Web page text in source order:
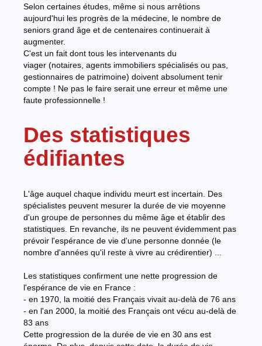
Selon certaines études, même si nous arrêtions
aujourd'hui les progrès de la médecine, le nombre de
seniors grand âge et de centenaires continuerait à
augmenter.
C'est un fait dont tous les intervenants du
viager (notaires, agents immobiliers spécialisés ou pas,
gestionnaires de patrimoine) doivent absolument tenir
compte ! Ne pas le faire serait une erreur et même une
faute professionnelle !
Des statistiques
édifiantes
L'âge auquel chaque individu meurt est incertain. Des
spécialistes peuvent mesurer la durée de vie moyenne
d'un groupe de personnes du même âge et établir des
statistiques. En revanche, ils ne peuvent évidemment pas
prévoir l'espérance de vie d'une personne donnée (le
nombre d'années qu'il reste à vivre au crédirentier) ...
Les statistiques confirment une nette progression de
l'espérance de vie en France :
- en 1970, la moitié des Français vivait au-delà de 76 ans
- en l'an 2000, la moitié des Français ont vécu au-delà de
83 ans
Cette progression de la durée de vie en 30 ans est